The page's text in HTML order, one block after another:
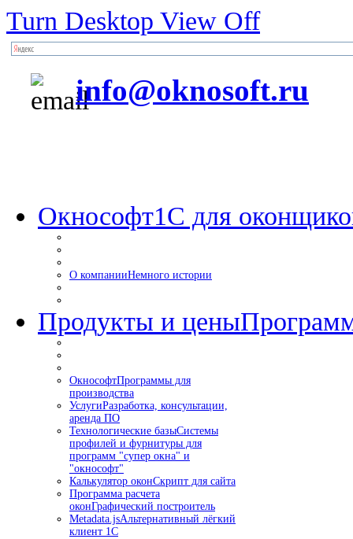
Turn Desktop View Off
info@oknosoft.ru
Окнософт1С для
О компанииНемного истории
Продукты и цены
ОкнософтПрограммы для
производства
УслугиРазработка, консультации,
аренда ПО
Технологические базыСистемы
профилей и фурнитуры для
программ "супер окна" и
"окнософт"
Калькулятор оконСкрипт для сайта
Программа расчета
оконГрафический построитель
Metadata.jsАльтернативный лёгкий
клиент 1С